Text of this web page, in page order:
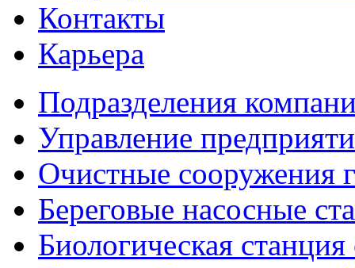
Контакты
Карьера
Подразделения
Управление
Очистные сооружения
Береговые насосные
Биологическая